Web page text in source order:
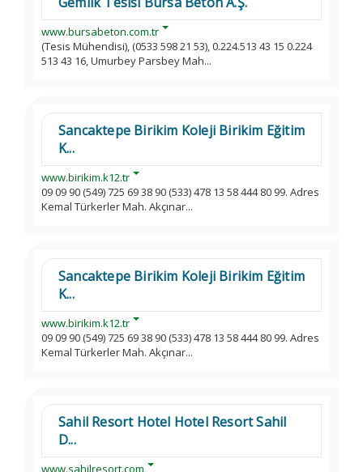
www.bursabeton.com.tr
(Tesis Mühendisi), (0533 598 21 53), 0.224.513 43 15 0.224
513 43 16, Umurbey Parsbey Mah...
Sancaktepe Birikim Koleji Birikim Eğitim
K...
www.birikim.k12.tr
09 09 90 (549) 725 69 38 90 (533) 478 13 58 444 80 99. Adres
Kemal Türkerler Mah. Akçınar...
Sancaktepe Birikim Koleji Birikim Eğitim
K...
www.birikim.k12.tr
09 09 90 (549) 725 69 38 90 (533) 478 13 58 444 80 99. Adres
Kemal Türkerler Mah. Akçınar...
Sahil Resort Hotel Hotel Resort Sahil
D...
www.sahilresort.com